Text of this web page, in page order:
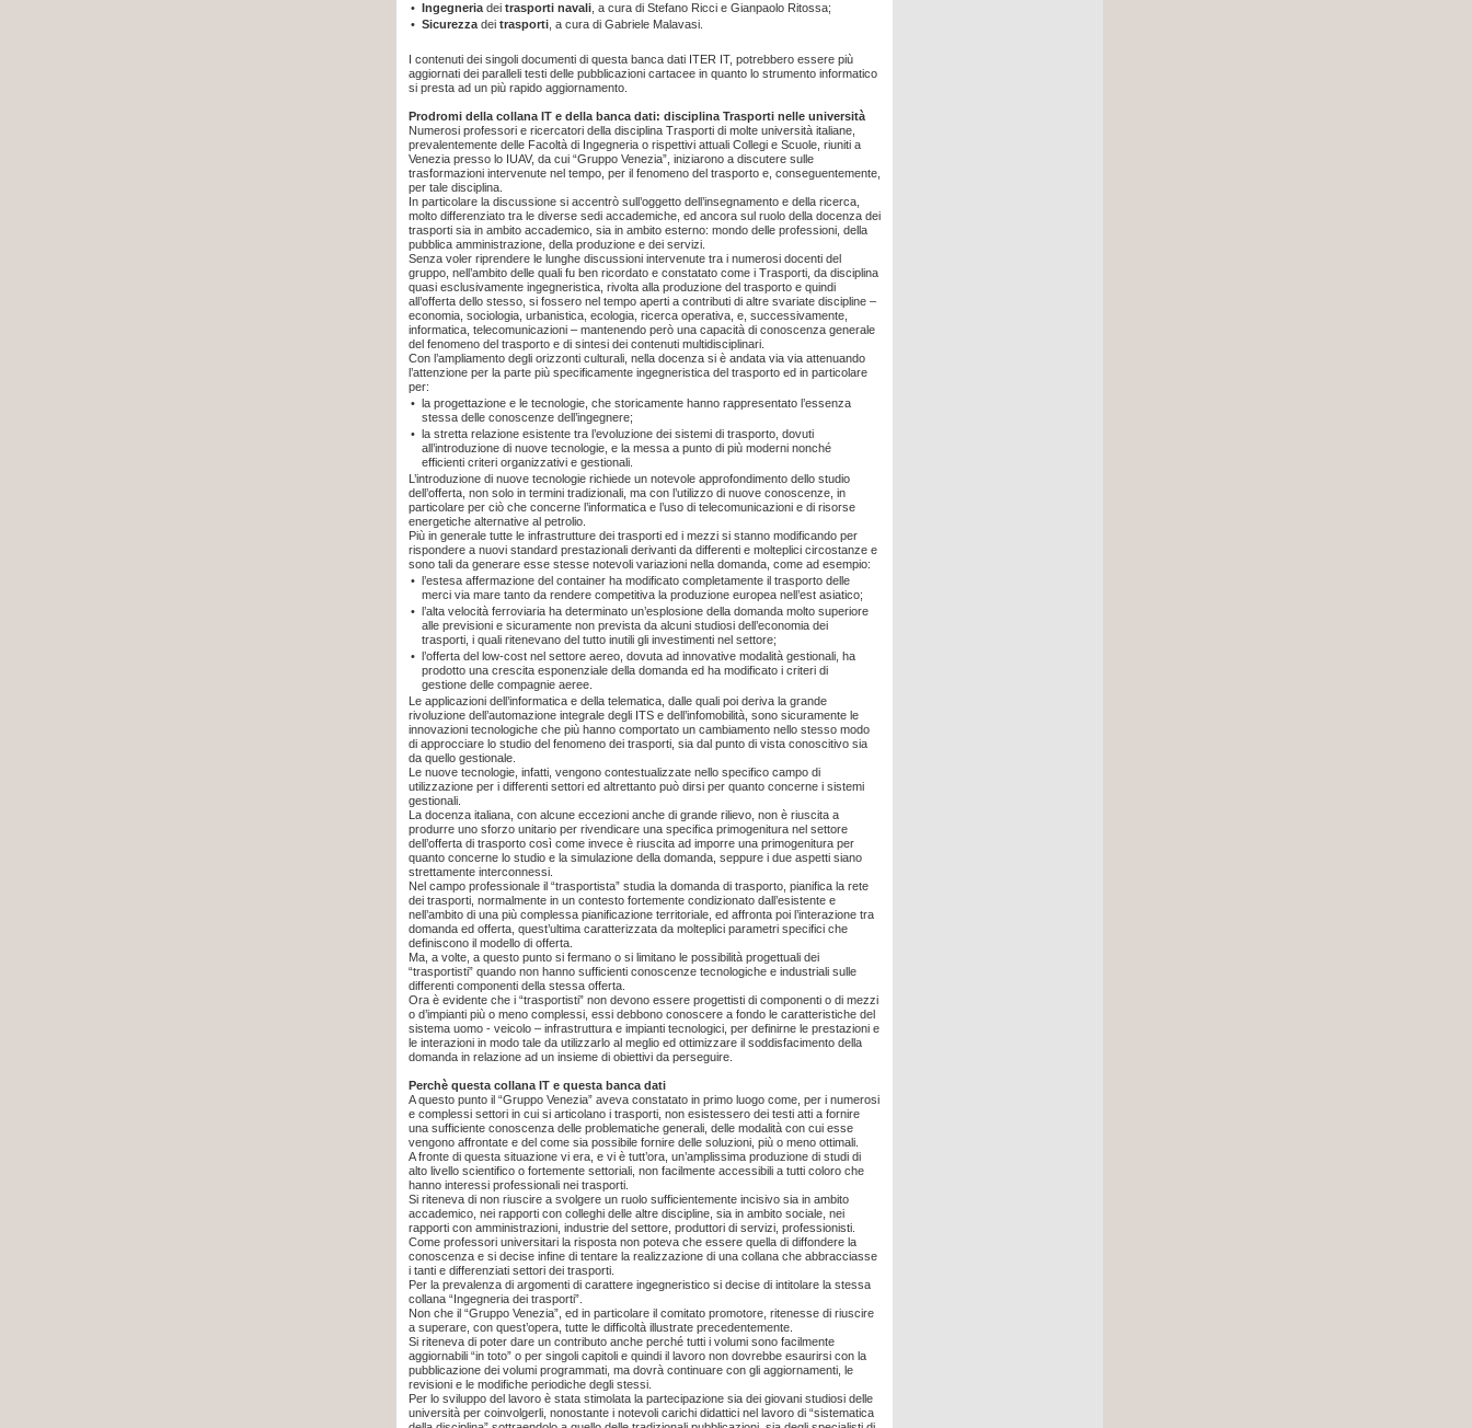
• Ingegneria dei trasporti navali , a cura di Stefano Ricci e Gianpaolo Ritossa;
• Sicurezza dei trasporti , a cura di Gabriele Malavasi.
I contenuti dei singoli documenti di questa banca dati ITER IT, potrebbero essere più
aggiornati dei paralleli testi delle pubblicazioni cartacee in quanto lo strumento informatico
si presta ad un più rapido aggiornamento.
Prodromi della collana IT e della banca dati: disciplina Trasporti nelle università
Numerosi professori e ricercatori della disciplina Trasporti di molte università italiane,
prevalentemente delle Facoltà di Ingegneria o rispettivi attuali Collegi e Scuole, riuniti a
Venezia presso lo IUAV, da cui “Gruppo Venezia”, iniziarono a discutere sulle
trasformazioni intervenute nel tempo, per il fenomeno del trasporto e, conseguentemente,
per tale disciplina.
In particolare la discussione si accentrò sull’oggetto dell’insegnamento e della ricerca,
molto differenziato tra le diverse sedi accademiche, ed ancora sul ruolo della docenza dei
trasporti sia in ambito accademico, sia in ambito esterno: mondo delle professioni, della
pubblica amministrazione, della produzione e dei servizi.
Senza voler riprendere le lunghe discussioni intervenute tra i numerosi docenti del
gruppo, nell’ambito delle quali fu ben ricordato e constatato come i Trasporti, da disciplina
quasi esclusivamente ingegneristica, rivolta alla produzione del trasporto e quindi
all’offerta dello stesso, si fossero nel tempo aperti a contributi di altre svariate discipline –
economia, sociologia, urbanistica, ecologia, ricerca operativa, e, successivamente,
informatica, telecomunicazioni – mantenendo però una capacità di conoscenza generale
del fenomeno del trasporto e di sintesi dei contenuti multidisciplinari.
Con l’ampliamento degli orizzonti culturali, nella docenza si è andata via via attenuando
l’attenzione per la parte più specificamente ingegneristica del trasporto ed in particolare
per:
• la progettazione e le tecnologie, che storicamente hanno rappresentato l’essenza
stessa delle conoscenze dell’ingegnere;
• la stretta relazione esistente tra l’evoluzione dei sistemi di trasporto, dovuti
all’introduzione di nuove tecnologie, e la messa a punto di più moderni nonché
efficienti criteri organizzativi e gestionali.
L’introduzione di nuove tecnologie richiede un notevole approfondimento dello studio
dell’offerta, non solo in termini tradizionali, ma con l’utilizzo di nuove conoscenze, in
particolare per ciò che concerne l’informatica e l’uso di telecomunicazioni e di risorse
energetiche alternative al petrolio.
Più in generale tutte le infrastrutture dei trasporti ed i mezzi si stanno modificando per
rispondere a nuovi standard prestazionali derivanti da differenti e molteplici circostanze e
sono tali da generare esse stesse notevoli variazioni nella domanda, come ad esempio:
• l’estesa affermazione del container ha modificato completamente il trasporto delle
merci via mare tanto da rendere competitiva la produzione europea nell’est asiatico;
• l’alta velocità ferroviaria ha determinato un’esplosione della domanda molto superiore
alle previsioni e sicuramente non prevista da alcuni studiosi dell’economia dei
trasporti, i quali ritenevano del tutto inutili gli investimenti nel settore;
• l’offerta del low-cost nel settore aereo, dovuta ad innovative modalità gestionali, ha
prodotto una crescita esponenziale della domanda ed ha modificato i criteri di
gestione delle compagnie aeree.
Le applicazioni dell’informatica e della telematica, dalle quali poi deriva la grande
rivoluzione dell’automazione integrale degli ITS e dell’infomobilità, sono sicuramente le
innovazioni tecnologiche che più hanno comportato un cambiamento nello stesso modo
di approcciare lo studio del fenomeno dei trasporti, sia dal punto di vista conoscitivo sia
da quello gestionale.
Le nuove tecnologie, infatti, vengono contestualizzate nello specifico campo di
utilizzazione per i differenti settori ed altrettanto può dirsi per quanto concerne i sistemi
gestionali.
La docenza italiana, con alcune eccezioni anche di grande rilievo, non è riuscita a
produrre uno sforzo unitario per rivendicare una specifica primogenitura nel settore
dell’offerta di trasporto così come invece è riuscita ad imporre una primogenitura per
quanto concerne lo studio e la simulazione della domanda, seppure i due aspetti siano
strettamente interconnessi.
Nel campo professionale il “trasportista” studia la domanda di trasporto, pianifica la rete
dei trasporti, normalmente in un contesto fortemente condizionato dall’esistente e
nell’ambito di una più complessa pianificazione territoriale, ed affronta poi l’interazione tra
domanda ed offerta, quest’ultima caratterizzata da molteplici parametri specifici che
definiscono il modello di offerta.
Ma, a volte, a questo punto si fermano o si limitano le possibilità progettuali dei
“trasportisti” quando non hanno sufficienti conoscenze tecnologiche e industriali sulle
differenti componenti della stessa offerta.
Ora è evidente che i “trasportisti” non devono essere progettisti di componenti o di mezzi
o d’impianti più o meno complessi, essi debbono conoscere a fondo le caratteristiche del
sistema uomo - veicolo – infrastruttura e impianti tecnologici, per definirne le prestazioni e
le interazioni in modo tale da utilizzarlo al meglio ed ottimizzare il soddisfacimento della
domanda in relazione ad un insieme di obiettivi da perseguire.
Perchè questa collana IT e questa banca dati
A questo punto il “Gruppo Venezia” aveva constatato in primo luogo come, per i numerosi
e complessi settori in cui si articolano i trasporti, non esistessero dei testi atti a fornire
una sufficiente conoscenza delle problematiche generali, delle modalità con cui esse
vengono affrontate e del come sia possibile fornire delle soluzioni, più o meno ottimali.
A fronte di questa situazione vi era, e vi è tutt’ora, un’amplissima produzione di studi di
alto livello scientifico o fortemente settoriali, non facilmente accessibili a tutti coloro che
hanno interessi professionali nei trasporti.
Si riteneva di non riuscire a svolgere un ruolo sufficientemente incisivo sia in ambito
accademico, nei rapporti con colleghi delle altre discipline, sia in ambito sociale, nei
rapporti con amministrazioni, industrie del settore, produttori di servizi, professionisti.
Come professori universitari la risposta non poteva che essere quella di diffondere la
conoscenza e si decise infine di tentare la realizzazione di una collana che abbracciasse
i tanti e differenziati settori dei trasporti.
Per la prevalenza di argomenti di carattere ingegneristico si decise di intitolare la stessa
collana “Ingegneria dei trasporti”.
Non che il “Gruppo Venezia”, ed in particolare il comitato promotore, ritenesse di riuscire
a superare, con quest’opera, tutte le difficoltà illustrate precedentemente.
Si riteneva di poter dare un contributo anche perché tutti i volumi sono facilmente
aggiornabili “in toto” o per singoli capitoli e quindi il lavoro non dovrebbe esaurirsi con la
pubblicazione dei volumi programmati, ma dovrà continuare con gli aggiornamenti, le
revisioni e le modifiche periodiche degli stessi.
Per lo sviluppo del lavoro è stata stimolata la partecipazione sia dei giovani studiosi delle
università per coinvolgerli, nonostante i notevoli carichi didattici nel lavoro di “sistematica